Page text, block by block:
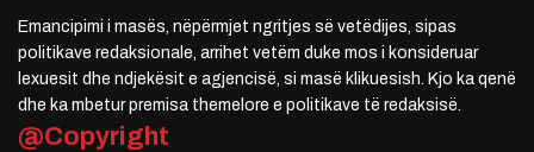
Emancipimi i masës, nëpërmjet ngritjes së vetëdijes, sipas
politikave redaksionale, arrihet vetëm duke mos i konsideruar
lexuesit dhe ndjekësit e agjencisë, si masë klikuesish. Kjo ka qenë
dhe ka mbetur premisa themelore e politikave të redaksisë.
@Copyright